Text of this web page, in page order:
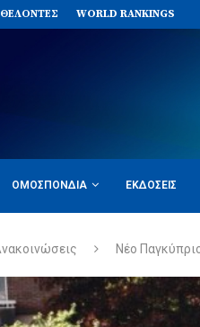
WORLD RANKINGS
ΟΜΟΣΠΟΝΔΊΑ ΕΚΔΌΣΕΙΣ
Νέο